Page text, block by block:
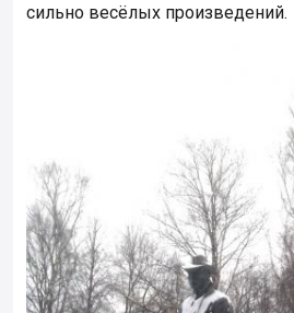
сильно весёлых произведений.